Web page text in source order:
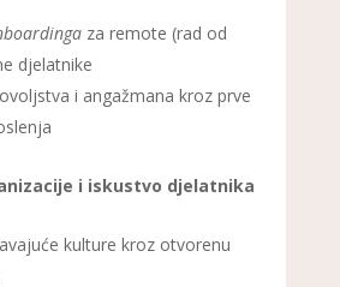
za remote (rad od
djelatnike
i angažmana kroz prve
i iskustvo djelatnika
kulture kroz otvorenu